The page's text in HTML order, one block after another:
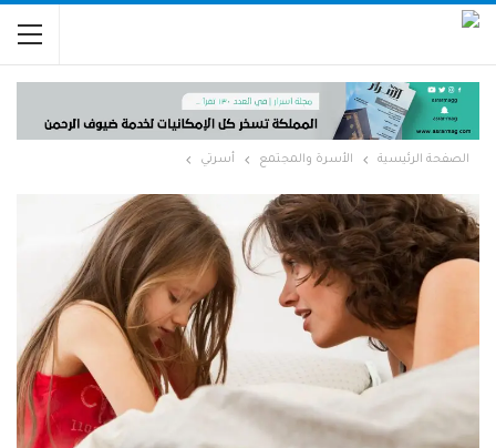
الصفحة الرئيسية الأسرة والمجتمع أسرتي